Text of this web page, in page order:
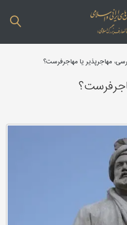
مهاجرپذیر یا مهاجرفرست؟